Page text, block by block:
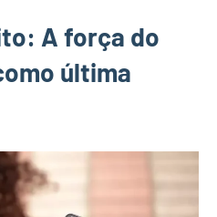
A força do
última